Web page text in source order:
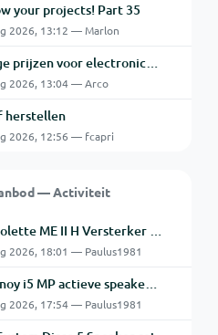
your projects! Part 35
2026, 13:12 — Marlon
Hoge prijzen voor electronica hobbyisten
2026, 13:04 — Arco
herstellen
2026, 12:56 — fcapri
— Activiteit
Echolette ME II H Versterker Top en Cabine
2026, 18:01 — Paulus1981
Tannoy i5 MP actieve speakers - Gebruikt
2026, 17:54 — Paulus1981